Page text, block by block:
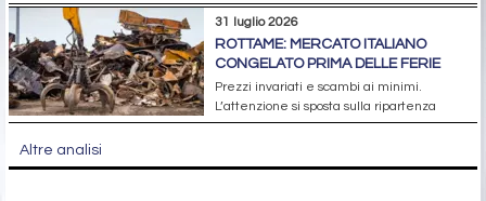
31 luglio 2026
ROTTAME: MERCATO ITALIANO
CONGELATO PRIMA DELLE FERIE
Prezzi invariati e scambi ai minimi.
L’attenzione si sposta sulla ripartenza
Altre analisi